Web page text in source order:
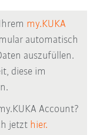
my.KUKA
automatisch
auszufüllen.
diese im
Account?
jetzt hier.